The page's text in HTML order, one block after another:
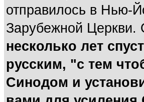
отправилось в Нью-
Зарубежной
несколько лет
русским, "с тем
Синодом и